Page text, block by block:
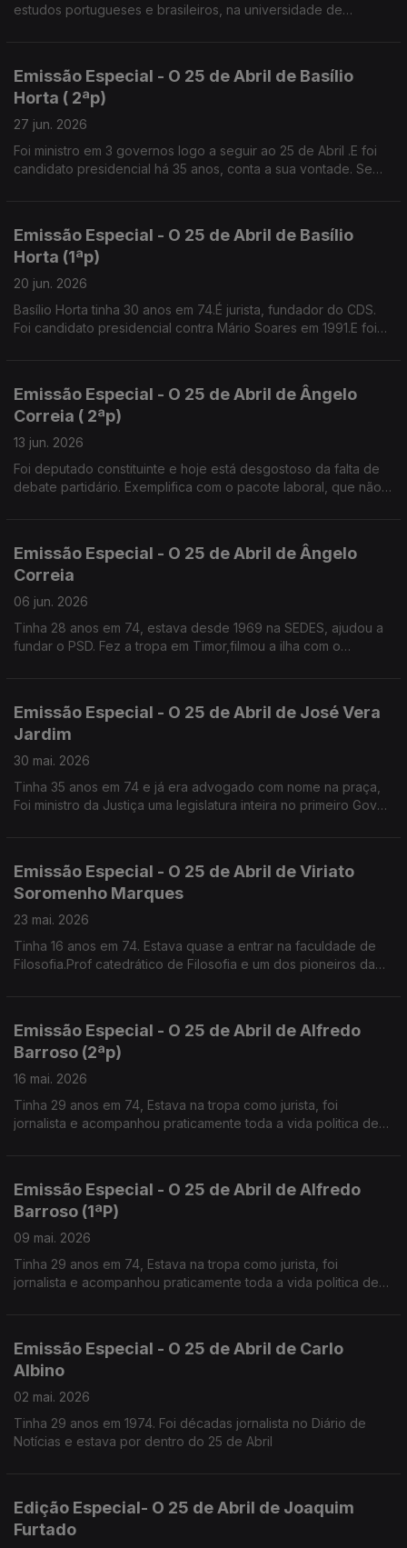
estudos portugueses e brasileiros, na universidade de
Emissão Especial - O 25 de Abril de Basílio
Horta ( 2ªp)
27 jun. 2026
Foi ministro em 3 governos logo a seguir ao 25 de Abril .E foi
candidato presidencial há 35 anos, conta a sua vontade. Se
Emissão Especial - O 25 de Abril de Basílio
Horta (1ªp)
20 jun. 2026
Basílio Horta tinha 30 anos em 74.É jurista, fundador do CDS.
Foi candidato presidencial contra Mário Soares em 1991.E foi
Emissão Especial - O 25 de Abril de Ângelo
Correia ( 2ªp)
13 jun. 2026
Foi deputado constituinte e hoje está desgostoso da falta de
debate partidário. Exemplifica com o pacote laboral, que não
Emissão Especial - O 25 de Abril de Ângelo
Correia
06 jun. 2026
Tinha 28 anos em 74, estava desde 1969 na SEDES, ajudou a
fundar o PSD. Fez a tropa em Timor,filmou a ilha com o
Emissão Especial - O 25 de Abril de José Vera
Jardim
30 mai. 2026
Tinha 35 anos em 74 e já era advogado com nome na praça,
Foi ministro da Justiça uma legislatura inteira no primeiro Gov
Emissão Especial - O 25 de Abril de Viriato
Soromenho Marques
23 mai. 2026
Tinha 16 anos em 74. Estava quase a entrar na faculdade de
Filosofia.Prof catedrático de Filosofia e um dos pioneiros da
Emissão Especial - O 25 de Abril de Alfredo
Barroso (2ªp)
16 mai. 2026
Tinha 29 anos em 74, Estava na tropa como jurista, foi
jornalista e acompanhou praticamente toda a vida politica de
Emissão Especial - O 25 de Abril de Alfredo
Barroso (1ªP)
09 mai. 2026
Tinha 29 anos em 74, Estava na tropa como jurista, foi
jornalista e acompanhou praticamente toda a vida politica de
Emissão Especial - O 25 de Abril de Carlo
Albino
02 mai. 2026
Tinha 29 anos em 1974. Foi décadas jornalista no Diário de
Notícias e estava por dentro do 25 de Abril
Edição Especial- O 25 de Abril de Joaquim
Furtado